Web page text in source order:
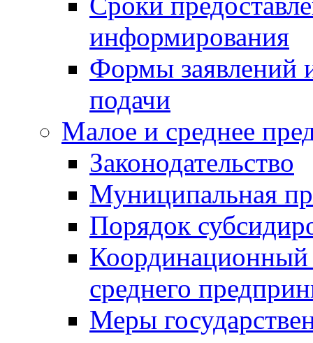
информирования
Формы заявлений
подачи
Малое и среднее
Законодательство
Муниципальная
Порядок
Координационный
среднего
Меры